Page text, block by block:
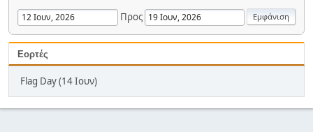
Προς
Εορτές
Flag Day (14 Ιουν)